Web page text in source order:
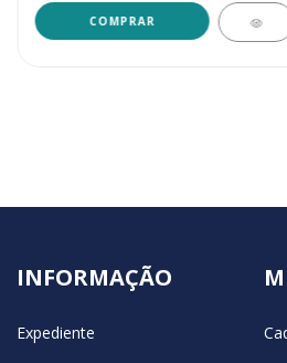
INFORMAÇÃO
Expediente